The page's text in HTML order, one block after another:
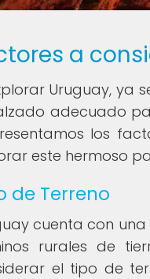
a
Uruguay, ya
adecuado
los
este hermoso
de Terreno
cuenta con
rurales de
el tipo de